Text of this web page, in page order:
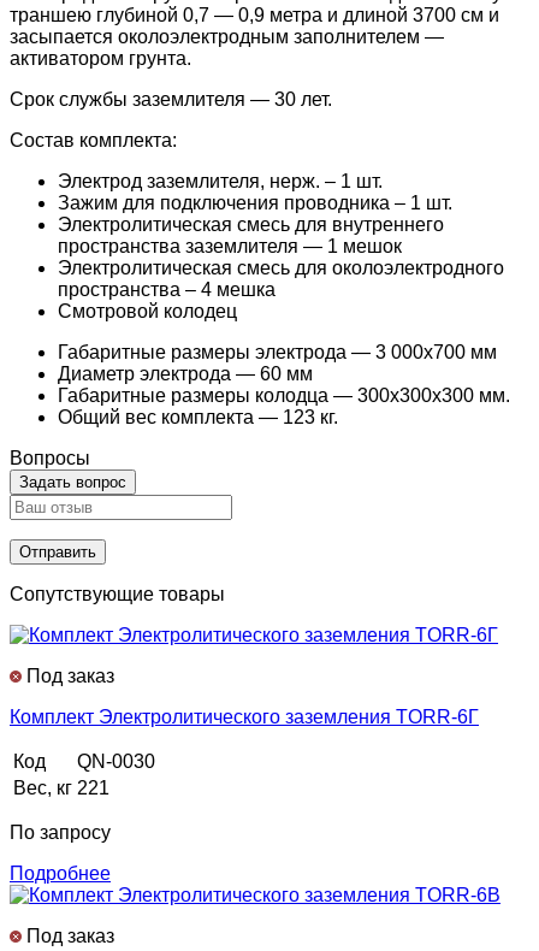
траншею глубиной 0,7 — 0,9 метра и длиной 3700 см и
засыпается околоэлектродным заполнителем —
активатором грунта.
Срок службы заземлителя — 30 лет.
Состав комплекта:
Электрод заземлителя, нерж. – 1 шт.
Зажим для подключения проводника – 1 шт.
Электролитическая смесь для внутреннего
пространства заземлителя — 1 мешок
Электролитическая смесь для околоэлектродного
пространства – 4 мешка
Смотровой колодец
Габаритные размеры электрода — 3 000х700 мм
Диаметр электрода — 60 мм
Габаритные размеры колодца — 300х300х300 мм.
Общий вес комплекта — 123 кг.
Вопросы
Задать вопрос
Сопутствующие товары
Под заказ
Комплект Электролитического заземления TORR-6Г
Код
QN-0030
Вес, кг 221
По запросу
Подробнее
Под заказ